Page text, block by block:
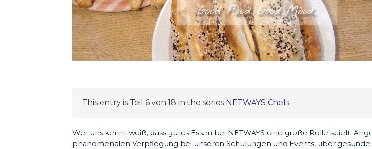
This entry is Teil 6 von 18 in the series NETWAYS Chefs
Wer uns kennt weiß, dass gutes Essen bei NETWAYS eine große Rolle spielt:
phänomenalen Verpflegung bei unseren Schulungen und Events, über gesunde